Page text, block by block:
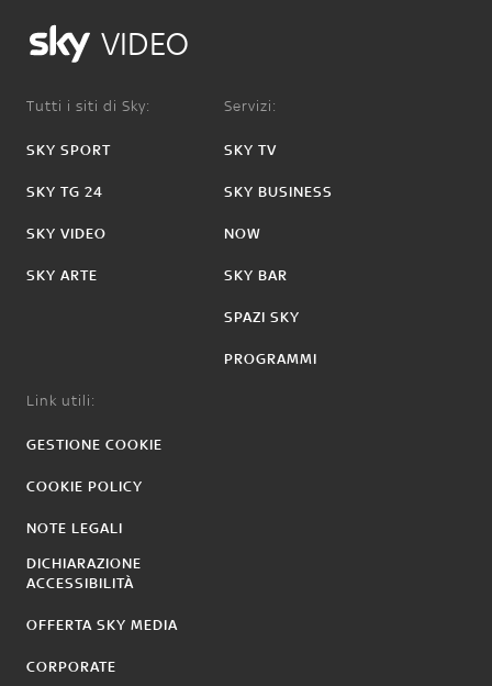
VIDEO
Tutti i siti di Sky:
SKY SPORT
SKY TG 24
SKY VIDEO
SKY ARTE
Servizi:
SKY TV
SKY BUSINESS
NOW
SKY BAR
SPAZI SKY
PROGRAMMI
Link utili:
GESTIONE COOKIE
COOKIE POLICY
NOTE LEGALI
DICHIARAZIONE
ACCESSIBILITÀ
OFFERTA SKY MEDIA
CORPORATE